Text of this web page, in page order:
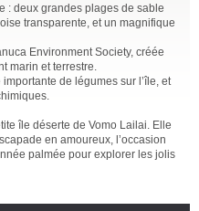
: deux grandes plages de sable
transparente, et un magnifique
Environment Society, créée
marin et terrestre.
de légumes sur l’île, et
île déserte de Vomo Lailai. Elle
en amoureux, l’occasion
palmée pour explorer les jolis